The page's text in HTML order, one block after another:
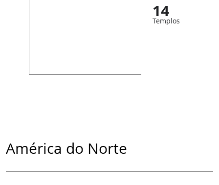
14
Templos
América do Norte